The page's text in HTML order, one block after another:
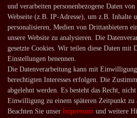
Lagerverkauf
Zahlungsarten
Versandarten und -
Service
Kontakt
Häufige Fragen
und verarbeiten personenbezogene Daten
Webseite (z.B. IP-Adresse), um z.B. Inhalte
personalisieren, Medien von Drittanbietern
unsere Website zu analysieren. Die
gesetzte Cookies. Wir teilen diese Daten mit
Einstellungen benennen.
Die Datenverarbeitung kann mit
berechtigten Interesses erfolgen. Die
abgelehnt werden. Es besteht das Recht,
Einwilligung zu einem späteren Zeitpunkt zu
Beachten Sie unser Impressum und weitere